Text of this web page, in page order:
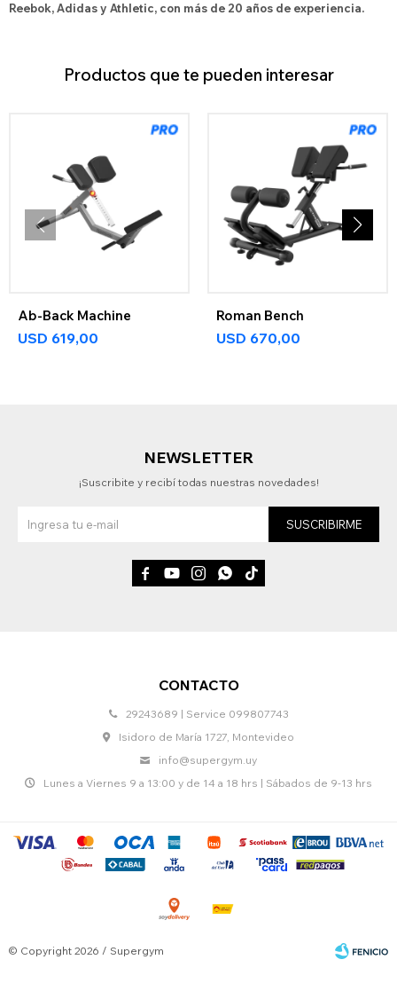
Reebok, Adidas y Athletic, con más de 20 años de experiencia.
Productos que te pueden interesar
Ab-Back Machine
USD 619,00
Roman Bench
USD 670,00
CONTACTO
29243689 | Service 099807743
Isidoro de María 1727, Montevideo
info@supergym.uy
Lunes a Viernes 9 a 13:00 y de 14 a 18 hrs | Sábados de 9-13 hrs
NEWSLETTER
¡Suscribite y recibí todas nuestras novedades!
SUSCRIBIRME
    
© Copyright 2026 / Supergym